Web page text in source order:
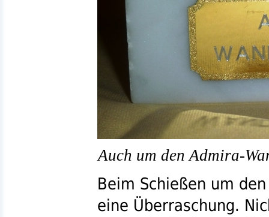
Auch um den Admira-
Beim Schießen um
eine Überraschung.